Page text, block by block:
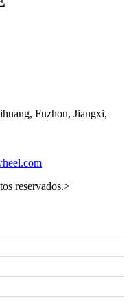
Fuzhou, Jiangxi,
reservados.>